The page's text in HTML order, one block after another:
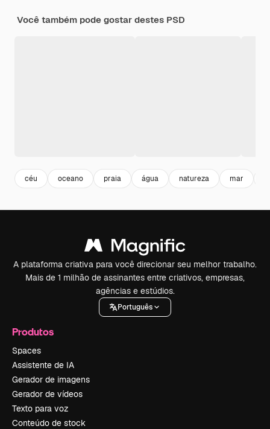
Você também pode gostar destes PSD
céu oceano praia água natureza mar
A plataforma criativa para você direcionar seu melhor trabalho.
Mais de 1 milhão de assinantes entre criativos, empresas,
agências e estúdios.
Português
Produtos
Spaces
Assistente de IA
Gerador de imagens
Gerador de vídeos
Texto para voz
Conteúdo de stock